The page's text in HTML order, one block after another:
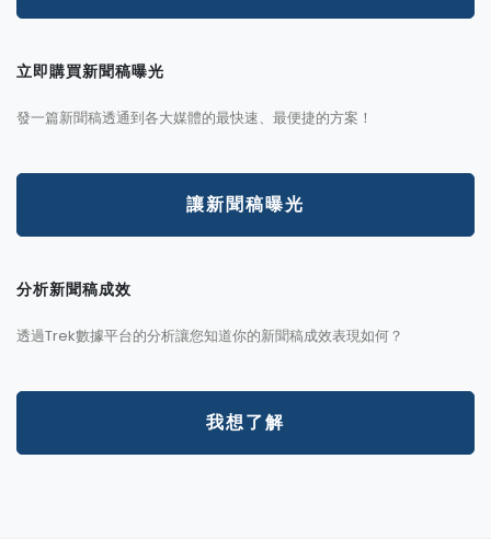
立即購買新聞稿曝光
發一篇新聞稿透通到各大媒體的最快速、最便捷的方案！
讓新聞稿曝光
分析新聞稿成效
透過Trek數據平台的分析讓您知道你的新聞稿成效表現如何？
我想了解